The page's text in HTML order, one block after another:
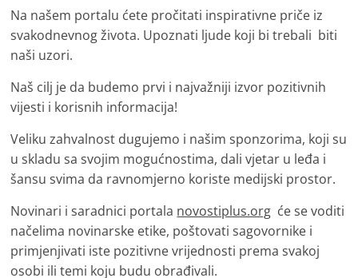
v
i
s
i
Na našem portalu ćete pročitati inspirativne priče iz
svakodnevnog života. Upoznati ljude koji bi trebali biti
naši uzori.
Naš cilj je da budemo prvi i najvažniji izvor pozitivnih
vijesti i korisnih informacija!
Veliku zahvalnost dugujemo i našim sponzorima, koji su
u skladu sa svojim mogućnostima, dali vjetar u leđa i
šansu svima da ravnomjerno koriste medijski prostor.
Novinari i saradnici portala novostiplus.org će se voditi
načelima novinarske etike, poštovati sagovornike i
primjenjivati iste pozitivne vrijednosti prema svakoj
osobi ili temi koju budu obrađivali.